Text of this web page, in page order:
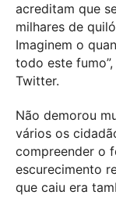
acreditam que
milhares de
Imaginem o
todo este fumo”,
Twitter.
Não demorou
vários os
compreender o
escurecimento
que caiu era